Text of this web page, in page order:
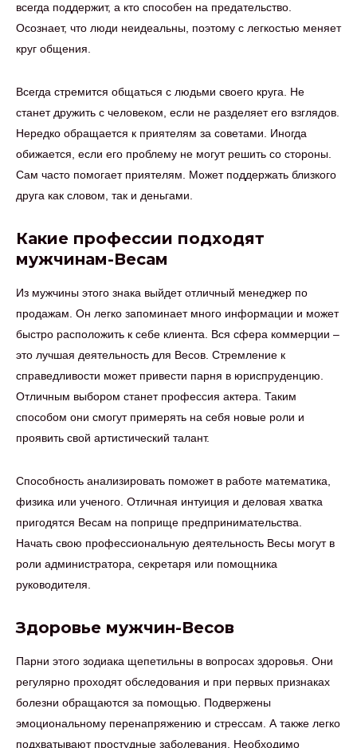
всегда поддержит, а кто способен на предательство.
Осознает, что люди неидеальны, поэтому с легкостью меняет
круг общения.
Всегда стремится общаться с людьми своего круга. Не
станет дружить с человеком, если не разделяет его взглядов.
Нередко обращается к приятелям за советами. Иногда
обижается, если его проблему не могут решить со стороны.
Сам часто помогает приятелям. Может поддержать близкого
друга как словом, так и деньгами.
Какие профессии подходят
мужчинам-Весам
Из мужчины этого знака выйдет отличный менеджер по
продажам. Он легко запоминает много информации и может
быстро расположить к себе клиента. Вся сфера коммерции –
это лучшая деятельность для Весов. Стремление к
справедливости может привести парня в юриспруденцию.
Отличным выбором станет профессия актера. Таким
способом они смогут примерять на себя новые роли и
проявить свой артистический талант.
Способность анализировать поможет в работе математика,
физика или ученого. Отличная интуиция и деловая хватка
пригодятся Весам на поприще предпринимательства.
Начать свою профессиональную деятельность Весы могут в
роли администратора, секретаря или помощника
руководителя.
Здоровье мужчин-Весов
Парни этого зодиака щепетильны в вопросах здоровья. Они
регулярно проходят обследования и при первых признаках
болезни обращаются за помощью. Подвержены
эмоциональному перенапряжению и стрессам. А также легко
подхватывают простудные заболевания. Необходимо